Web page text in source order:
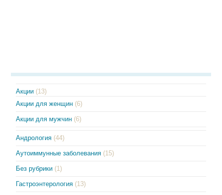
Акции (13)
Акции для женщин (6)
Акции для мужчин (6)
Андрология (44)
Аутоиммунные заболевания (15)
Без рубрики (1)
Гастроэнтерология (13)